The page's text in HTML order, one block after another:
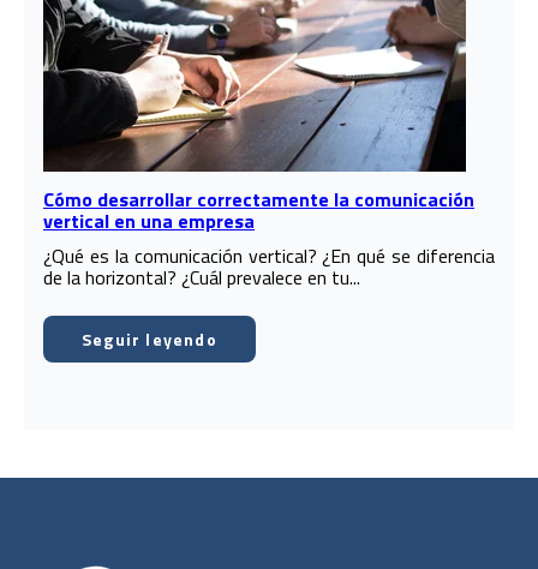
Cómo desarrollar correctamente la comunicación
vertical en una empresa
¿Qué es la comunicación vertical? ¿En qué se diferencia
de la horizontal? ¿Cuál prevalece en tu...
Seguir leyendo